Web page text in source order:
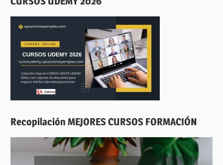
Recopilación MEJORES CURSOS FORMACIÓN